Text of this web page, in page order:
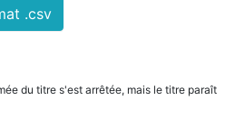
.csv
du titre s'est arrêtée, mais le titre paraît